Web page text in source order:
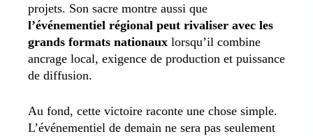
projets. Son sacre montre aussi que
l’événementiel régional peut rivaliser avec les
grands formats nationaux lorsqu’il combine
ancrage local, exigence de production et puissance
de diffusion.
Au fond, cette victoire raconte une chose simple.
L’événementiel de demain ne sera pas seulement